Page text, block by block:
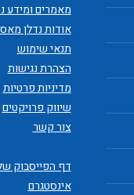
מאמרים ומידע
אודות נדלן
תנאי שימוש
הצהרת נגישות
מדיניות פרטיות
שיווק פרויקטים
צור קשר
דף הפייסבוק
אינסטגרם